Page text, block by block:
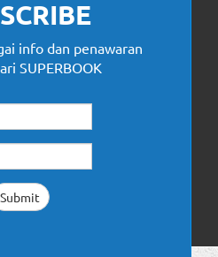
info dan penawaran
SUPERBOOK